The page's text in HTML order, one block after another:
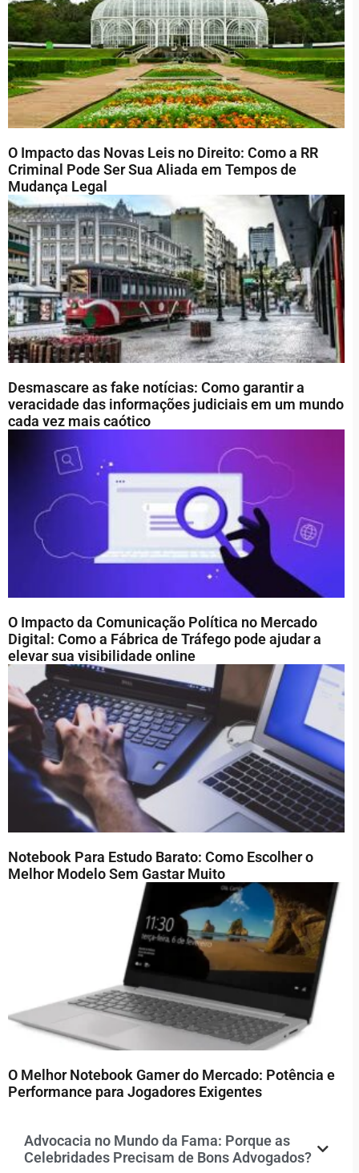
O Impacto das Novas Leis no Direito: Como a RR
Criminal Pode Ser Sua Aliada em Tempos de
Mudança Legal
Desmascare as fake notícias: Como garantir a
veracidade das informações judiciais em um mundo
cada vez mais caótico
O Impacto da Comunicação Política no Mercado
Digital: Como a Fábrica de Tráfego pode ajudar a
elevar sua visibilidade online
Notebook Para Estudo Barato: Como Escolher o
Melhor Modelo Sem Gastar Muito
O Melhor Notebook Gamer do Mercado: Potência e
Performance para Jogadores Exigentes
Advocacia no Mundo da Fama: Porque as
Celebridades Precisam de Bons Advogados?